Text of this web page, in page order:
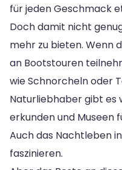
für jeden Geschmack
Doch damit nicht
mehr zu bieten. Wenn
an Bootstouren
wie Schnorcheln oder
Naturliebhaber gibt es
erkunden und Museen
Auch das Nachtleben
faszinieren.